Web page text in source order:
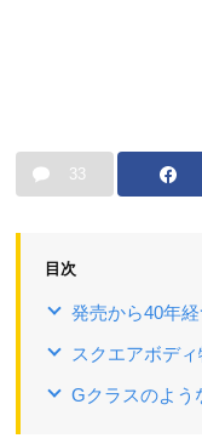
33
目次
発売から40年
スクエアボデ
Gクラスのよう